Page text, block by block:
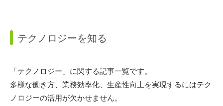
テクノロジーを知る
「テクノロジー」に関する記事一覧です。
多様な働き方、業務効率化、生産性向上を実現するにはテク
ノロジーの活用が欠かせません。